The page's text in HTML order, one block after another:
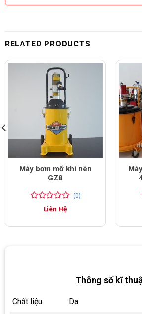
RELATED PRODUCTS
Máy bơm mỡ khí nén
GZ8
(0)
Liên Hệ
Thông số kĩ
Chất liệu Da